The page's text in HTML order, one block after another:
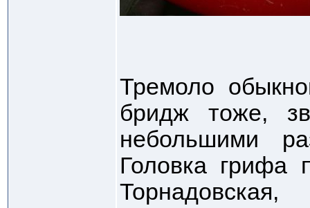
Тремоло
бридж тоже,
небольшими
Головка грифа